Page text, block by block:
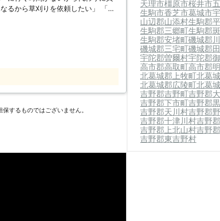
るから草刈りを依頼したい」 「ち
ださい。当店は大阪市淀川区に拠点
らではの柔軟さでお客様の家事の
さいませ。 ≪当店の家事
立 草刈り ペットの世話 墓の手入れ
ら迅速に対応しますので、この
なんでーもの家
大変」というとき、家事代行を大阪
するものではございません。
天理市橿原市桜井市
生駒市香芝市葛城市
山辺郡山添村生駒郡
生駒郡三郷町生駒郡
生駒郡安堵町磯城郡
磯城郡三宅町磯城郡
宇陀郡曽爾村宇陀郡
高市郡高取町高市郡
北葛城郡上牧町北葛
北葛城郡広陵町北葛
吉野郡吉野町吉野郡
吉野郡下市町吉野郡
吉野郡天川村吉野郡
吉野郡十津川村吉野
吉野郡上北山村吉野
吉野郡東吉野村